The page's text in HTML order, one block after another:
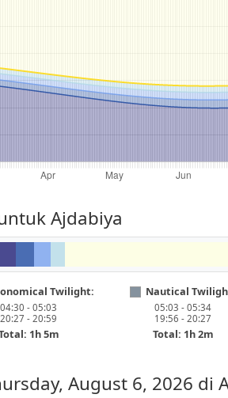
Ajdabiya
Twilight:
04:30 - 05:03
20:27 - 20:59
1h 5m
Nautical
05:03 - 05:34
19:56 - 20:27
Total: 1h 2m
August 6, 2026 di